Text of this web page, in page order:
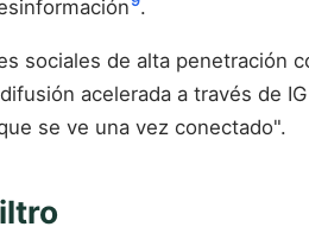
.
sociales de alta penetración
acelerada a través de
se ve una vez conectado".